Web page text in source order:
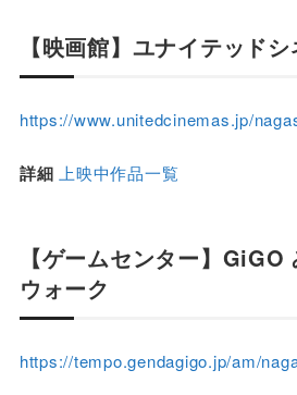
【映画館】ユナイテッド
https://www.unitedcinemas.jp/
詳細 上映中作品一覧
【ゲームセンター】GiGO
ウォーク
https://tempo.gendagigo.jp/am/